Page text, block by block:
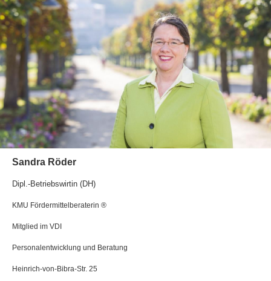
Sandra Röder
Dipl.-Betriebswirtin (DH)
KMU Fördermittelberaterin ®
Mitglied im VDI
Personalentwicklung und Beratung
Heinrich-von-Bibra-Str. 25